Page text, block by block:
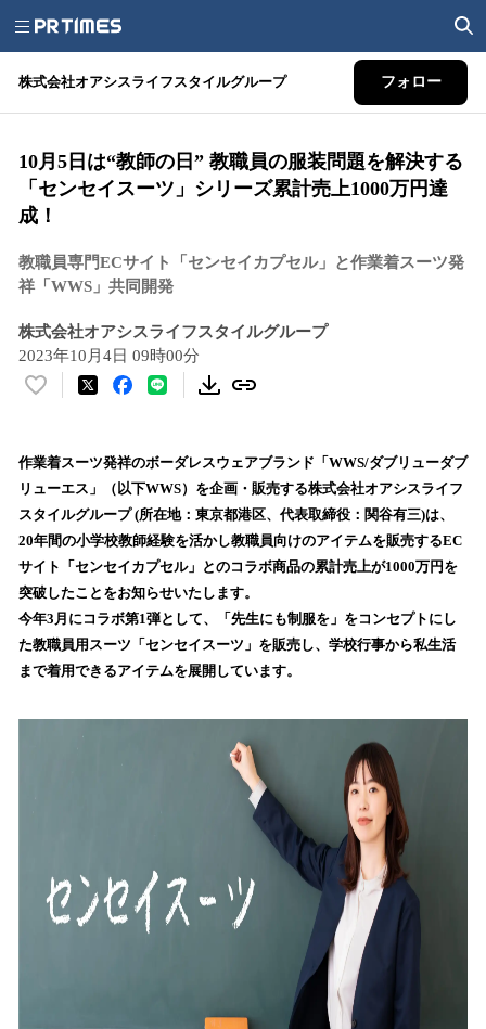
株式会社オアシスライフスタイルグループ フォロー
10月5日は“教師の日” 教職員の服装問題を解決する
「センセイスーツ」シリーズ累計売上1000万円達
成！
教職員専門ECサイト「センセイカプセル」と作業着スーツ発
祥「WWS」共同開発
株式会社オアシスライフスタイルグループ
2023年10月4日 09時00分
い
！
数
を
読
込
み
中
で
す
作業着スーツ発祥のボーダレスウェアブランド「WWS/ダブリューダブ
リューエス」（以下WWS）を企画・販売する株式会社オアシスライフ
スタイルグループ (所在地：東京都港区、代表取締役：関谷有三)は、
20年間の小学校教師経験を活かし教職員向けのアイテムを販売するEC
サイト「センセイカプセル」とのコラボ商品の累計売上が1000万円を
突破したことをお知らせいたします。
今年3月にコラボ第1弾として、「先生にも制服を」をコンセプトにし
た教職員用スーツ「センセイスーツ」を販売し、学校行事から私生活
まで着用できるアイテムを展開しています。